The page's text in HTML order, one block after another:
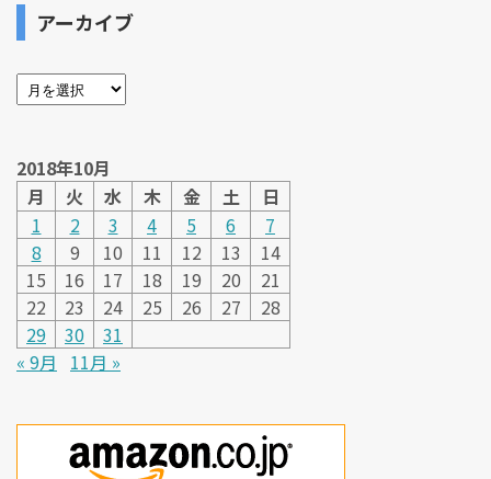
アーカイブ
2018年10月
月
火 水 木 金 土
日
1
2 3 4 5 6
7
8
9 10 11 12 13
14
15
16 17 18 19 20
21
22
23 24 25 26 27
28
29
30
31
« 9月
11月 »